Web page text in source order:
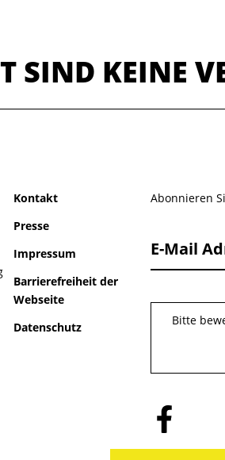
SIND KEINE
Kontakt
Presse
Impressum
Barrierefreiheit der
Webseite
Datenschutz
Abonnieren
E-Mail
Bitte
Folge
uns
auf